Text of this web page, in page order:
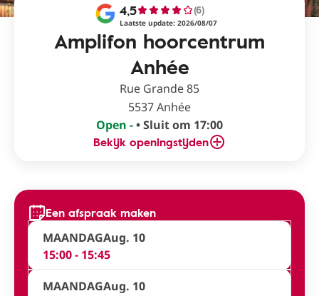
Amplifon hoorcentrum
Anhée
4,5 (6)
Laatste update: 2026/08/07
Rue Grande 85
5537 Anhée
Open -• Sluit om 17:00
Bekijk openingstijden
Een afspraak maken
MAANDAGAug. 10
15:00 - 15:45
MAANDAGAug. 10